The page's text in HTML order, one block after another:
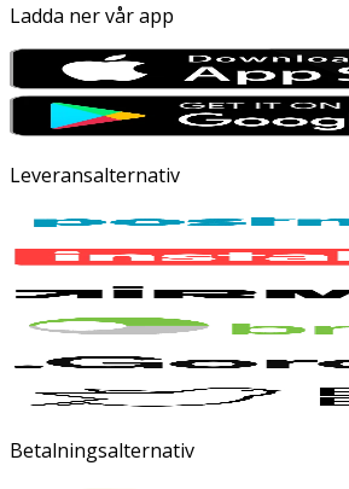
Ladda ner vår app
Leveransalternativ
Betalningsalternativ